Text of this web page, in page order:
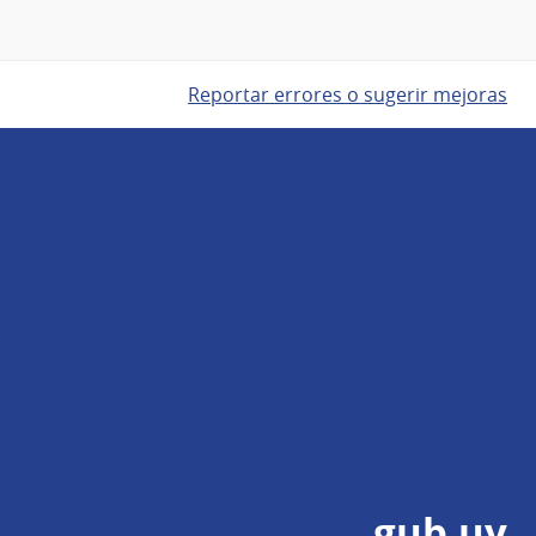
Reportar errores o sugerir mejoras